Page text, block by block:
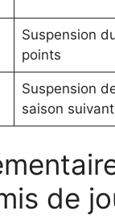
Suspension
points
Suspension
saison
de